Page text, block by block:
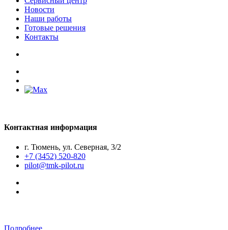
Новости
Наши работы
Готовые решения
Контакты
Контактная информация
г. Тюмень, ул. Северная, 3/2
+7 (3452) 520-820
pilot@tmk-pilot.ru
Подробнее